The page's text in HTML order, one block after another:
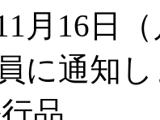
16日（
に通知